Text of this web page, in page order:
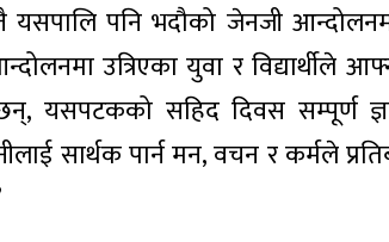
यसपालि पनि भदौको जेनजी
उत्रिएका युवा र विद्यार्थीले
यसपटकको सहिद दिवस सम्पूर्ण
सार्थक पार्न मन, वचन र कर्मले